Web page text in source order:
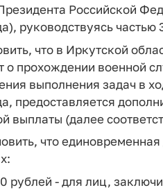
Российской
руководствуясь частью
что в Иркутской
о прохождении военной
выполнения задач в
предоставляется
выплаты (далее
что
рублей - для лиц,